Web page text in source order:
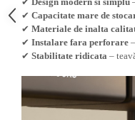
Magneti de frigider
Masini de tocat manuale
Masini tocat carne
Mixere
Oale si Cratite
Oale sub presiune
Masini de taiat placi
Patenti si clesti
Topoare
Truse, seturi si alte
Compactoare
✔ Capacitate mare de
✔ Materiale de inalta
✔ Instalare fara perforare
✔ Stabilitate ridicata –